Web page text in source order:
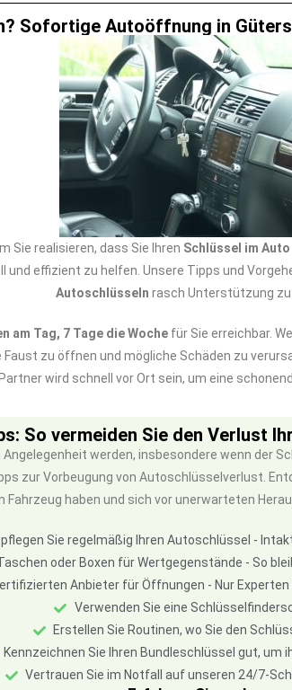
Sofortige Autoöffnung in
Sie realisieren, dass Sie Ihren Schlüssel im
effizient zu helfen. Unsere Tipps und
Autoschlüsseln rasch Unterstützung zu
am Tag, 7 Tage die Woche für Sie erreichbar.
Faust zu öffnen und mögliche Schäden zu
wird schnell vor Ort sein, um eine
So vermeiden Sie den Verlust
werden, insbesondere wenn der
zur Vorbeugung von Autoschlüsselverlust.
Fahrzeug haben und sich vor unerwarteten
Sie regelmäßig Ihren Autoschlüssel -
oder Boxen für Wertgegenstände - So
Anbieter für Öffnungen - Nur
Verwenden Sie eine
Erstellen Sie Routinen, wo Sie den
Kennzeichnen Sie Ihren Bundleschlüssel gut, um
Vertrauen Sie im Notfall auf unseren 24/7-